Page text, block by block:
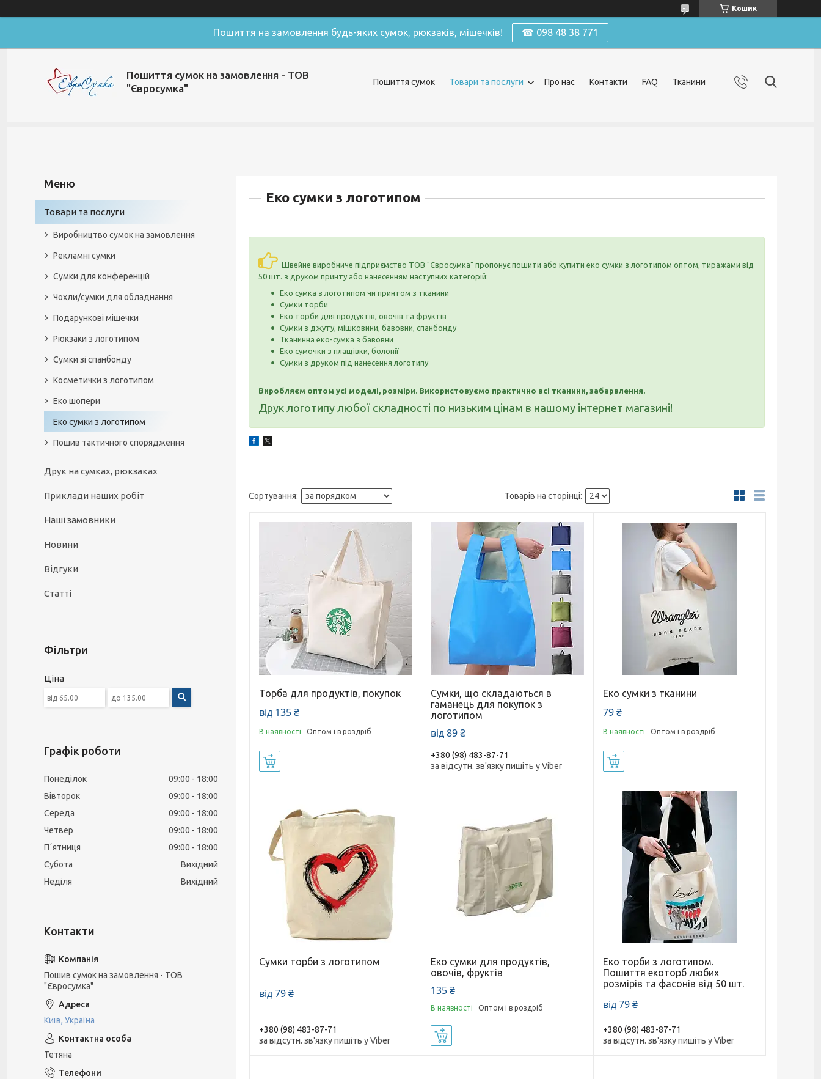
Кошик
Пошиття на замовлення будь-яких сумок, рюкзаків, мішечків! ☎ 098 48 38 771
Пошиття сумок на замовлення - ТОВ
"Євросумка"
Пошиття сумок Товари та послуги Про нас Контакти FAQ Тканини
Еко сумки з логотипом
Швейне виробниче підприємство ТОВ "Євросумка" пропонує пошити або купити еко сумки з логотипом оптом, тиражами від
50 шт. з друком принту або нанесенням наступних категорій:
Еко сумка з логотипом чи принтом з тканини
Сумки торби
Еко торби для продуктів, овочів та фруктів
Сумки з джуту, мішковини, бавовни, спанбонду
Тканинна еко-сумка з бавовни
Еко сумочки з плащівки, болонії
Сумки з друком під нанесення логотипу
Виробляєм оптом усі моделі, розміри. Використовуємо практично всі тканини, забарвлення.
Друк логотипу любої складності по низьким цінам в нашому інтернет магазині!
Торба для продуктів, покупок
від 135 ₴
В наявності Оптом і в роздріб
Сумки, що складаються в
гаманець для покупок з
логотипом
від 89 ₴
+380 (98) 483-87-71
за відсутн. зв'язку пишіть у Viber
Еко сумки з тканини
79 ₴
В наявності Оптом і в роздріб
Сумки торби з логотипом
від 79 ₴
+380 (98) 483-87-71
за відсутн. зв'язку пишіть у Viber
Еко сумки для продуктів,
овочів, фруктів
135 ₴
В наявності Оптом і в роздріб
Еко торби з логотипом.
Пошиття екоторб любих
розмірів та фасонів від 50 шт.
від 79 ₴
+380 (98) 483-87-71
за відсутн. зв'язку пишіть у Viber
Товари та послуги
Виробництво сумок на замовлення
Рекламні сумки
Сумки для конференцій
Чохли/сумки для обладнання
Подарункові мішечки
Рюкзаки з логотипом
Сумки зі спанбонду
Косметички з логотипом
Еко шопери
Еко сумки з логотипом
Пошив тактичного спорядження
Друк на сумках, рюкзаках
Приклади наших робіт
Наші замовники
Новини
Відгуки
Статті
Фільтри
Ціна
Графік роботи
Понеділок 09:00
18:00
Вівторок
09:00
18:00
Середа
09:00
18:00
Четвер
09:00
18:00
Пʼятниця
09:00
18:00
Субота
Вихідний
Неділя
Вихідний
Пошив сумок на замовлення - ТОВ
"Євросумка"
Київ, Україна
Тетяна